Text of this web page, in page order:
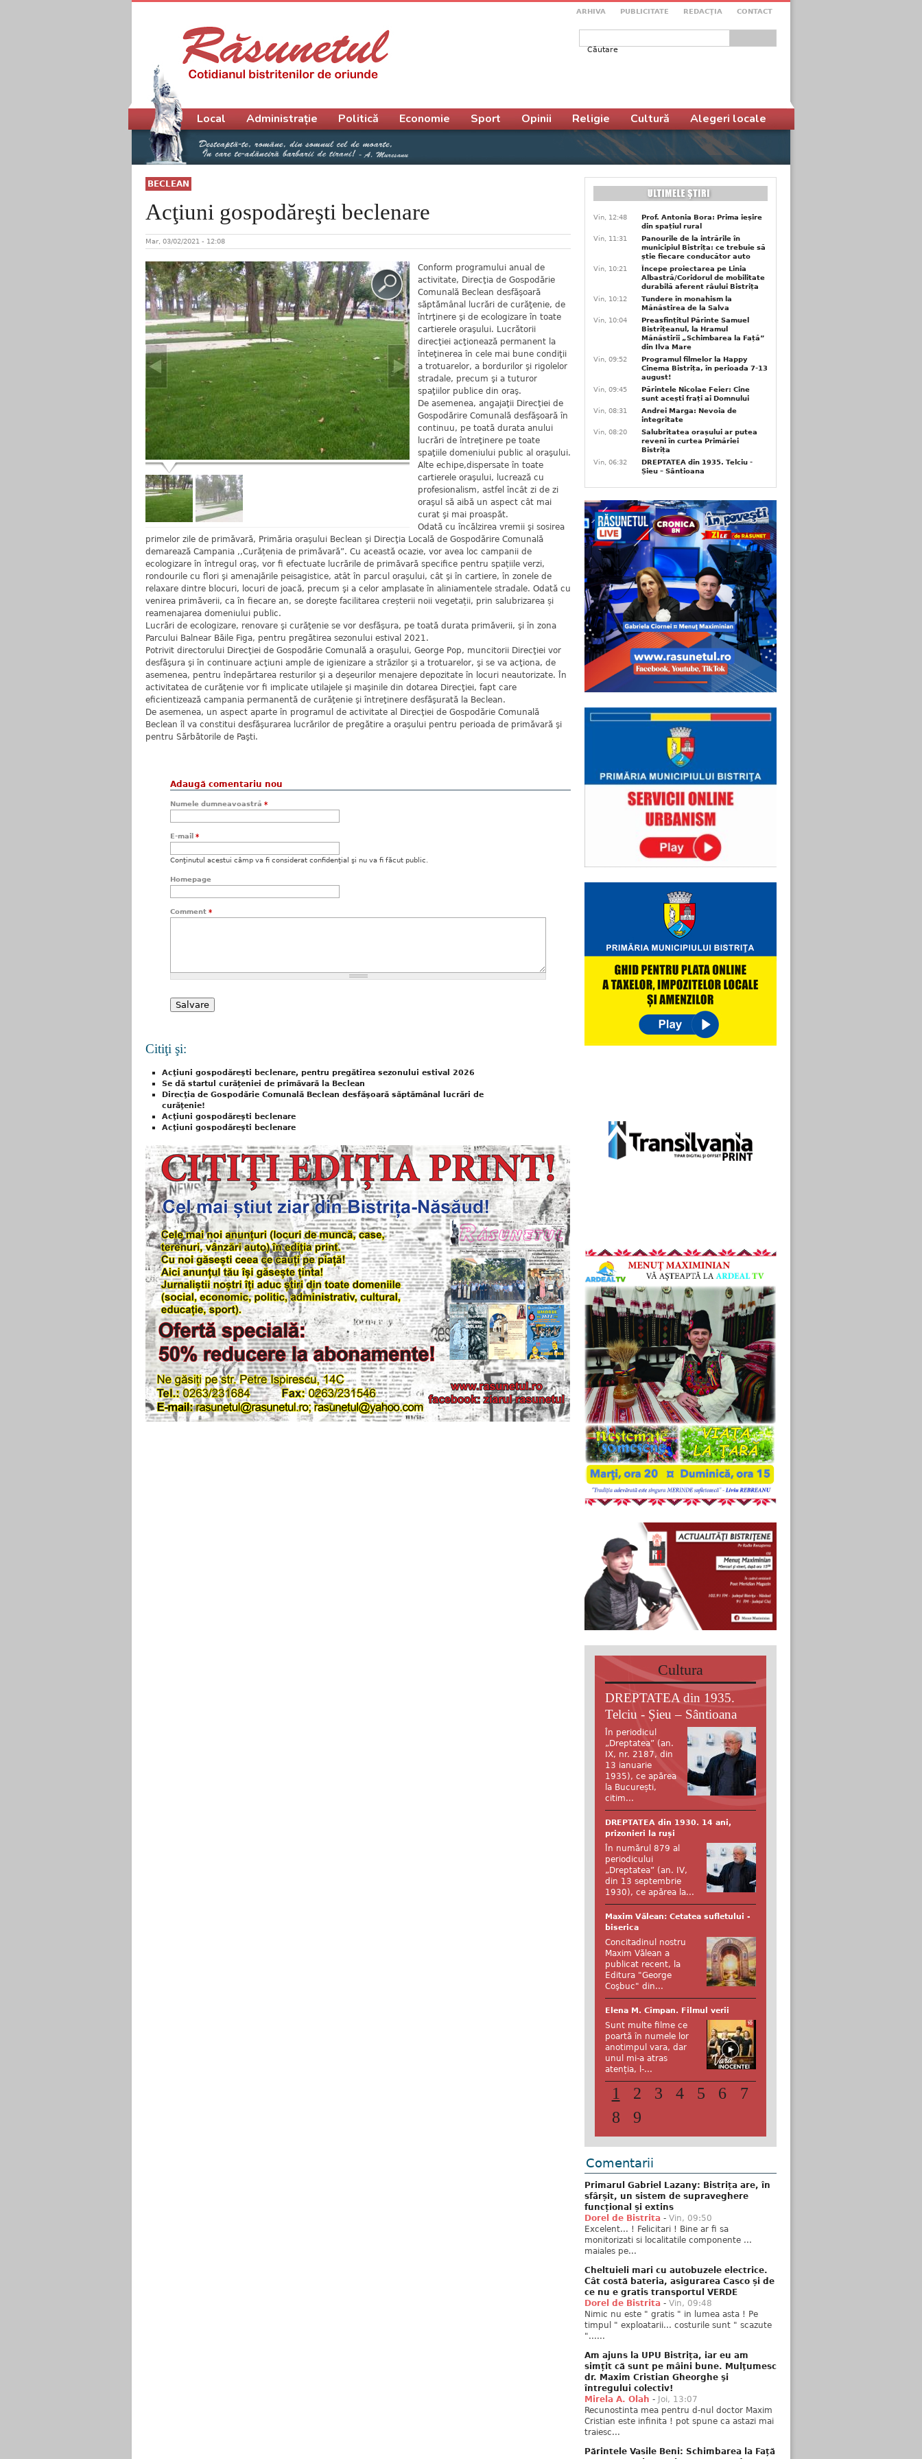
ARHIVA PUBLICITATE REDACŢIA CONTACT
Formular de căutare
BECLEAN
Acţiuni gospodăreşti beclenare
Mar, 03/02/2021 - 12:08
Conform programului anual de
activitate, Direcţia de Gospodărie
Comunală Beclean desfăşoară
săptămânal lucrări de curăţenie, de
întrţinere şi de ecologizare în toate
cartierele oraşului. Lucrătorii
direcţiei acţionează permanent la
înteţinerea în cele mai bune condiţii
a trotuarelor, a bordurilor şi rigolelor
stradale, precum şi a tuturor
spaţiilor publice din oraş.
De asemenea, angajaţii Direcţiei de
Gospodărire Comunală desfăşoară în
continuu, pe toată durata anului
lucrări de întreţinere pe toate
spaţiile domeniului public al oraşului.
Alte echipe,dispersate în toate
cartierele oraşului, lucrează cu
profesionalism, astfel încât zi de zi
oraşul să aibă un aspect cât mai
curat şi mai proaspăt.
Odată cu încălzirea vremii şi sosirea
primelor zile de primăvară, Primăria oraşului Beclean şi Direcţia Locală de Gospodărire Comunală
demarează Campania ,,Curățenia de primăvară”. Cu această ocazie, vor avea loc campanii de
ecologizare în întregul oraş, vor fi efectuate lucrările de primăvară specifice pentru spațiile verzi,
rondourile cu flori şi amenajările peisagistice, atât în parcul oraşului, cât şi în cartiere, în zonele de
relaxare dintre blocuri, locuri de joacă, precum şi a celor amplasate în aliniamentele stradale. Odată cu
venirea primăverii, ca în fiecare an, se doreşte facilitarea creșterii noii vegetații, prin salubrizarea și
reamenajarea domeniului public.
Lucrări de ecologizare, renovare şi curăţenie se vor desfăşura, pe toată durata primăverii, şi în zona
Parcului Balnear Băile Figa, pentru pregătirea sezonului estival 2021.
Potrivit directorului Direcţiei de Gospodărie Comunală a oraşului, George Pop, muncitorii Direcţiei vor
desfăşura şi în continuare acţiuni ample de igienizare a străzilor şi a trotuarelor, şi se va acţiona, de
asemenea, pentru îndepărtarea resturilor şi a deşeurilor menajere depozitate în locuri neautorizate. În
activitatea de curăţenie vor fi implicate utilajele şi maşinile din dotarea Direcţiei, fapt care
eficientizează campania permanentă de curăţenie şi întreţinere desfăşurată la Beclean.
De asemenea, un aspect aparte în programul de activitate al Direcţiei de Gospodărie Comunală
Beclean îl va constitui desfăşurarea lucrărilor de pregătire a oraşului pentru perioada de primăvară şi
pentru Sărbătorile de Paşti.
Adaugă comentariu nou
Numele dumneavoastră *
E-mail *
Conţinutul acestui câmp va fi considerat confidenţial şi nu va fi făcut public.
Homepage
Comment *
Citiţi şi:
Acţiuni gospodăreşti beclenare, pentru pregătirea sezonului estival 2026
Se dă startul curăţeniei de primăvară la Beclean
Direcţia de Gospodărie Comunală Beclean desfăşoară săptămânal lucrări de
curăţenie!
Acţiuni gospodăreşti beclenare
Acţiuni gospodăreşti beclenare
Meniu principal
Local Administrație Politică Economie Sport Opinii Religie Cultură Alegeri locale
Vin, 12:48
Prof. Antonia Bora: Prima ieșire
din spațiul rural
Vin, 11:31
Panourile de la intrările în
municipiul Bistrița: ce trebuie să
știe fiecare conducător auto
Vin, 10:21
Începe proiectarea pe Linia
Albastră/Coridorul de mobilitate
durabilă aferent râului Bistrița
Vin, 10:12
Tundere în monahism la
Mănăstirea de la Salva
Vin, 10:04
Preasfințitul Părinte Samuel
Bistrițeanul, la Hramul
Mănăstirii „Schimbarea la Față”
din Ilva Mare
Vin, 09:52
Programul filmelor la Happy
Cinema Bistrița, în perioada 7-13
august!
Vin, 09:45
Părintele Nicolae Feier: Cine
sunt acești frați ai Domnului
Vin, 08:31
Andrei Marga: Nevoia de
integritate
Vin, 08:20
Salubritatea orașului ar putea
reveni în curtea Primăriei
Bistrița
Vin, 06:32
DREPTATEA din 1935. Telciu -
Șieu – Sântioana
Cultura
DREPTATEA din 1935.
Telciu - Șieu – Sântioana
În periodicul
„Dreptatea” (an.
IX, nr. 2187, din
13 ianuarie
1935), ce apărea
la București,
citim...
DREPTATEA din 1930. 14 ani,
prizonieri la ruși
În numărul 879 al
periodicului
„Dreptatea” (an. IV,
din 13 septembrie
1930), ce apărea la...
Maxim Vălean: Cetatea sufletului -
biserica
Concitadinul nostru
Maxim Vălean a
publicat recent, la
Editura "George
Coşbuc" din...
Elena M. Cîmpan. Filmul verii
Sunt multe filme ce
poartă în numele lor
anotimpul vara, dar
unul mi-a atras
atenția, l-...
1 2 3 4 5 6
7
8
9
Comentarii
Primarul Gabriel Lazany: Bistrița are, în
sfârșit, un sistem de supraveghere
funcțional și extins
Dorel de Bistrita - Vin, 09:50
Excelent... ! Felicitari ! Bine ar fi sa
monitorizati si localitatile componente ...
maiales pe...
Cheltuieli mari cu autobuzele electrice.
Cât costă bateria, asigurarea Casco și de
ce nu e gratis transportul VERDE
Dorel de Bistrita - Vin, 09:48
Nimic nu este " gratis " in lumea asta ! Pe
timpul " exploatarii... costurile sunt " scazute
"......
Am ajuns la UPU Bistrița, iar eu am
simțit că sunt pe mâini bune. Mulţumesc
dr. Maxim Cristian Gheorghe şi
întregului colectiv!
Mirela A. Olah - Joi, 13:07
Recunostinta mea pentru d-nul doctor Maxim
Cristian este infinita ! pot spune ca astazi mai
traiesc...
Părintele Vasile Beni: Schimbarea la Față